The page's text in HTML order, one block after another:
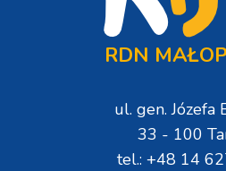
RDN
ul. gen. Józefa
33 - 100
tel.: +48 14